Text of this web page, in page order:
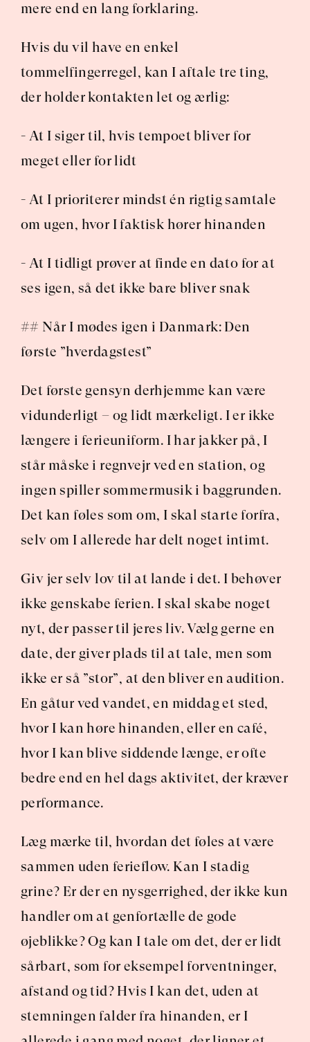
mere end en lang forklaring.
Hvis du vil have en enkel
tommelfingerregel, kan I aftale tre ting,
der holder kontakten let og ærlig:
- At I siger til, hvis tempoet bliver for
meget eller for lidt
- At I prioriterer mindst én rigtig samtale
om ugen, hvor I faktisk hører hinanden
- At I tidligt prøver at finde en dato for at
ses igen, så det ikke bare bliver snak
## Når I mødes igen i Danmark: Den
første ”hverdagstest”
Det første gensyn derhjemme kan være
vidunderligt – og lidt mærkeligt. I er ikke
længere i ferieuniform. I har jakker på, I
står måske i regnvejr ved en station, og
ingen spiller sommermusik i baggrunden.
Det kan føles som om, I skal starte forfra,
selv om I allerede har delt noget intimt.
Giv jer selv lov til at lande i det. I behøver
ikke genskabe ferien. I skal skabe noget
nyt, der passer til jeres liv. Vælg gerne en
date, der giver plads til at tale, men som
ikke er så ”stor”, at den bliver en audition.
En gåtur ved vandet, en middag et sted,
hvor I kan høre hinanden, eller en café,
hvor I kan blive siddende længe, er ofte
bedre end en hel dags aktivitet, der kræver
performance.
Læg mærke til, hvordan det føles at være
sammen uden ferieflow. Kan I stadig
grine? Er der en nysgerrighed, der ikke kun
handler om at genfortælle de gode
øjeblikke? Og kan I tale om det, der er lidt
sårbart, som for eksempel forventninger,
afstand og tid? Hvis I kan det, uden at
stemningen falder fra hinanden, er I